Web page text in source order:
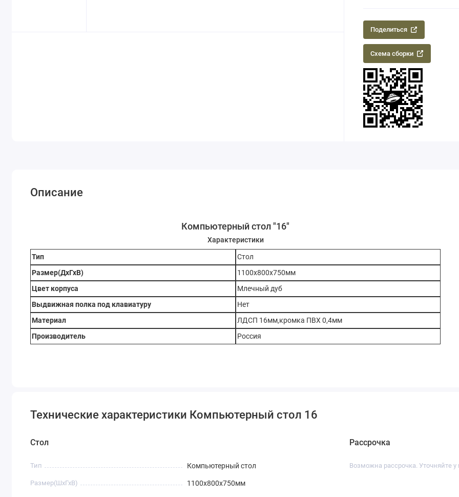
Поделиться
Схема сборки
Описание
Компьютерный стол "16"
Характеристики
Тип
Стол
Размер(ДхГхВ)
1100х800х750мм
Цвет корпуса
Млечный дуб
Выдвижная полка под клавиатуру
Нет
Материал
ЛДСП 16мм,кромка ПВХ 0,4мм
Производитель
Россия
Технические характеристики Компьютерный стол 16
Стол
Тип Компьютерный стол
Размер(ШхГхВ) 1100х800х750мм
Рассрочка
Возможна рассрочка. Уточняйте